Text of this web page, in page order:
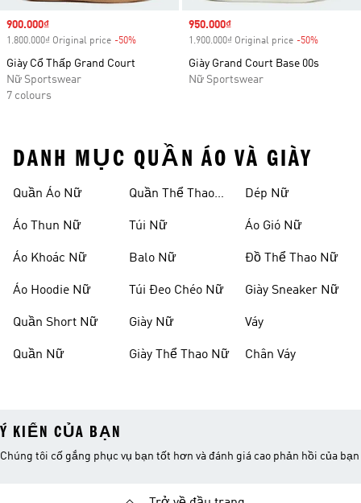
Sale price
900.000₫
1.800.000₫ Original price -50%
Giày Cổ Thấp Grand Court
Nữ Sportswear
7 colours
Sale price
950.000₫
1.900.000₫ Original price -50%
Giày Grand Court Base 00s
Nữ Sportswear
DANH MỤC QUẦN ÁO VÀ GIÀY
Quần Áo Nữ
Áo Thun Nữ
Áo Khoác Nữ
Áo Hoodie Nữ
Quần Short Nữ
Quần Nữ
Quần Thể Thao
Túi Nữ
Balo Nữ
Túi Đeo Chéo Nữ
Giày Nữ
Giày Thể Thao Nữ
Dép Nữ
Áo Gió Nữ
Đồ Thể Thao Nữ
Giày Sneaker Nữ
Váy
Chân Váy
Ý KIẾN CỦA BẠN
Chúng tôi cố gắng phục vụ bạn tốt hơn và đánh giá cao phản hồi của bạn